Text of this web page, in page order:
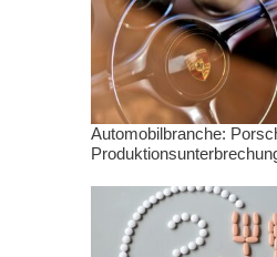
Automobilbranche: